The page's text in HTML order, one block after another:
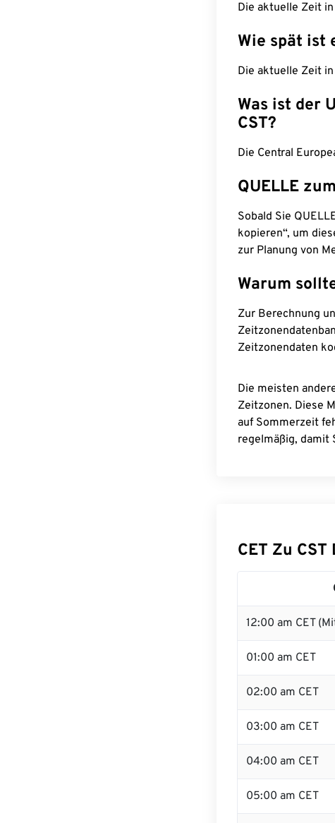
Die aktuelle Zeit
Wie spät ist
Die aktuelle Zeit
Was ist der
CST?
Die Central
QUELLE
Sobald Sie
kopieren“, um
zur Planung von
Warum
Zur Berechnung
Zeitzonendaten
Die meisten
Zeitzonen. Diese
auf Sommerzeit
regelmäßig, damit
CET Zu
12:00 am CET
01:00 am CET
02:00 am CET
03:00 am CET
04:00 am CET
05:00 am CET